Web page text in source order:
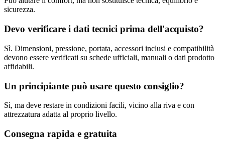
sicurezza.
Devo verificare i dati tecnici prima dell'acquisto?
Sì. Dimensioni, pressione, portata, accessori inclusi e compatibilità
devono essere verificati su schede ufficiali, manuali o dati prodotto
affidabili.
Un principiante può usare questo consiglio?
Sì, ma deve restare in condizioni facili, vicino alla riva e con
attrezzatura adatta al proprio livello.
Consegna rapida e gratuita